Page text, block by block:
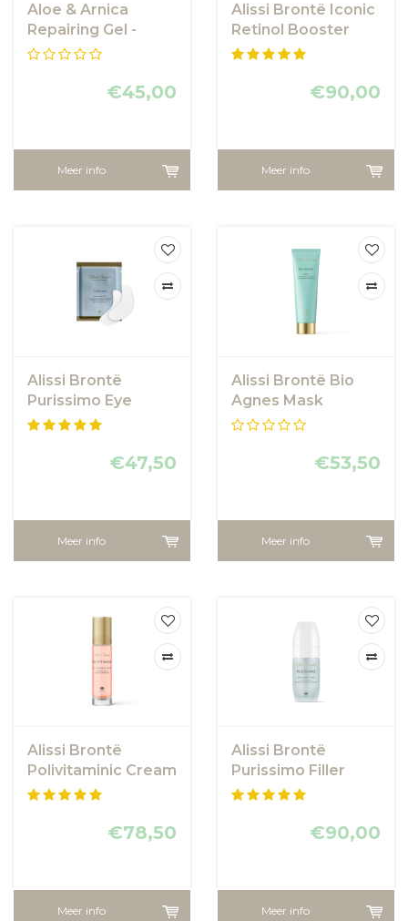
Aloe & Arnica
Repairing Gel -
Kalmerende en
€45,00
Meer info
Alissi Brontë Iconic
Retinol Booster
Serum
€90,00
Meer info
Alissi Brontë
Purissimo Eye
Contour Duo
€47,50
Meer info
Alissi Brontë Bio
Agnes Mask
€53,50
Meer info
Alissi Brontë
Polivitaminic Cream
€78,50
Meer info
Alissi Brontë
Purissimo Filler
Serum
€90,00
Meer info